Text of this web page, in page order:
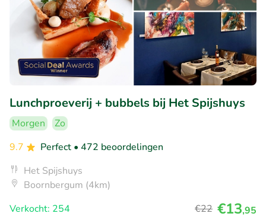
Lunchproeverij + bubbels bij Het Spijshuys
Morgen
Zo
9.7
Perfect • 472 beoordelingen
Het Spijshuys
Boornbergum (4km)
Verkocht: 254
€22 €13,95